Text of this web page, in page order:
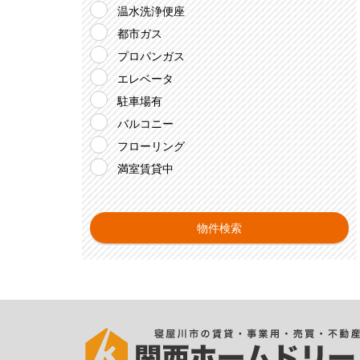
温水洗浄便座
都市ガス
プロパンガス
エレベータ
駐車場有
バルコニー
フローリング
満室賃貸中